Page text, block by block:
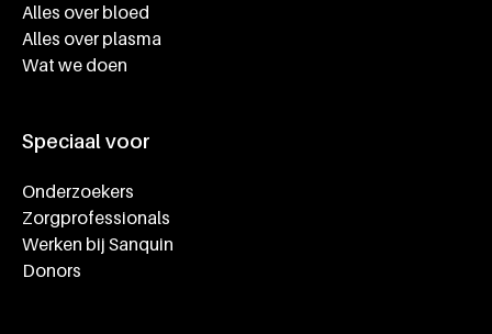
Alles over bloed
Alles over plasma
Wat we doen
Speciaal voor
Onderzoekers
Zorgprofessionals
Werken bij Sanquin
Donors